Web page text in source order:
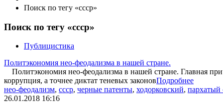
Поиск по тегу «ссср»
Поиск по тегу «ссср»
Публицистика
Политэкономия нео-феодализма в нашей стране.
Политэкономия нео-феодализма в нашей стране. Главная
коррупция, а точнее диктат теневых законовПодробнее
нео-феодализм, ссср, черные патенты, ходорковский, пархатый
26.01.2018 16:16